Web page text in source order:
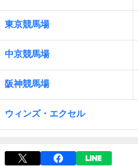
東京競馬場
中京競馬場
阪神競馬場
ウィンズ・エクセル